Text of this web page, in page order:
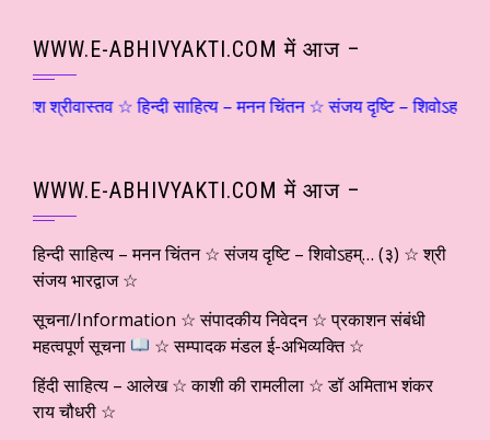
WWW.E-ABHIVYAKTI.COM में आज –
☆ हिन्दी साहित्य – मनन चिंतन ☆ संजय दृष्टि –
WWW.E-ABHIVYAKTI.COM में आज –
हिन्दी साहित्य – मनन चिंतन ☆ संजय दृष्टि – शिवोऽहम्… (३) ☆ श्री
संजय भारद्वाज ☆
सूचना/Information ☆ संपादकीय निवेदन ☆ प्रकाशन संबंधी
महत्वपूर्ण सूचना
☆ सम्पादक मंडल ई-अभिव्यक्ति ☆
हिंदी साहित्य – आलेख ☆ काशी की रामलीला ☆ डॉ अमिताभ शंकर
राय चौधरी ☆